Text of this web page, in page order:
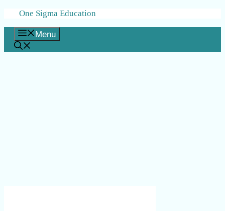
Skip
content
One Sigma Education
Menu